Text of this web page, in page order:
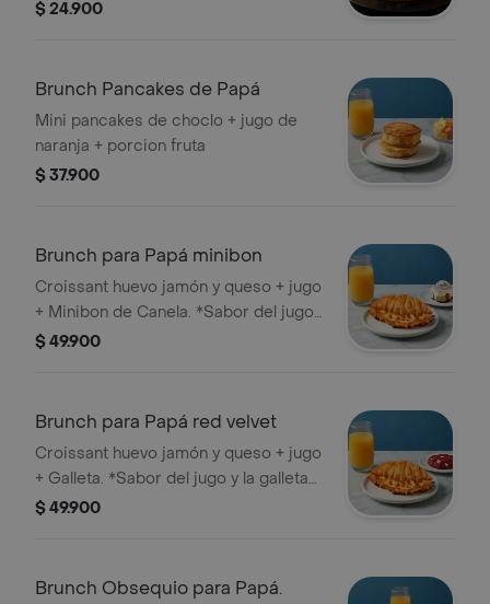
syrup.
$ 24.900
Brunch Pancakes de Papá
Mini pancakes de choclo + jugo de
naranja + porcion fruta
$ 37.900
Brunch para Papá minibon
Croissant huevo jamón y queso + jugo
+ Minibon de Canela. *Sabor del jugo
sujeto a disponibilidad.
$ 49.900
Brunch para Papá red velvet
Croissant huevo jamón y queso + jugo
+ Galleta. *Sabor del jugo y la galleta
sujeto a disponibilidad.
$ 49.900
Brunch Obsequio para Papá.